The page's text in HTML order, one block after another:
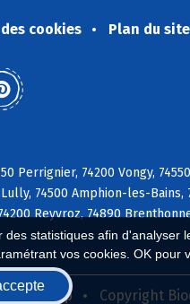
statistiques afin d'analyser
vos cookies. OK pour
cookies Plan du site
Perrignier, 74200 Vongy,
74500 Amphion-les-Bains,
Reyvroz, 74890
Biocoop Copyright